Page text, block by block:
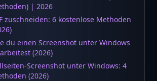
| 2026
zuschneiden: 6 kostenlose Methoden
du einen Screenshot unter Windows
(2026)
Screenshot unter Windows: 4
(2026)